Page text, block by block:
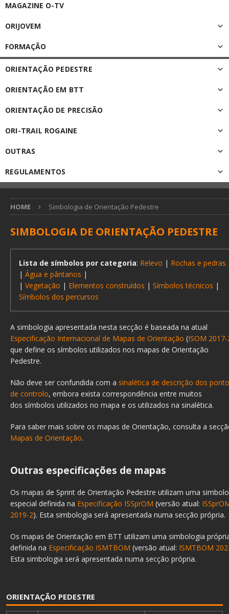
MAGAZINE O-TV
ORIJOVEM
FORMAÇÃO
ORIENTAÇÃO PEDESTRE
ORIENTAÇÃO EM BTT
ORIENTAÇÃO DE PRECISÃO
ORI-TRAIL ROGAINE
OUTRAS
REGULAMENTOS
HOME Simbologia de Orientação Pedestre
SIMBOLOGIA DE ORIENTAÇÃO PEDESTRE
Lista de símbolos por categoria: Relevo | Rochas e pedras
| Água e pântanos |
| Vegetação | Elementos construídos | Símbolos técnicos |
Símbolos dos percursos
A simbologia apresentada nesta secção é baseada na atual
Especificação Internacional de Mapas de Orientação (ISOM
que define os símbolos utilizados nos mapas de Orientação
Pedestre.
Não deve ser confundida com a sinalética de descrição dos
de controlo, embora exista correspondência entre muitos
dos símbolos utilizados no mapa e os utilizados na sinalética.
Para saber mais sobre os mapas de Orientação, consulta a
Mapas de Orientação.
Outras especificações de mapas
Os mapas de Sprint de Orientação Pedestre utilizam uma
especial definida na Especificação ISSprOM (versão atual:
2019-2). Esta simbologia será apresentada numa secção própria.
Os mapas de Orientação em BTT utilizam uma simbologia
definida na Especificação ISMTBOM (versão atual: ISMTBOM
Esta simbologia será apresentada numa secção própria.
ORIENTAÇÃO PEDESTRE